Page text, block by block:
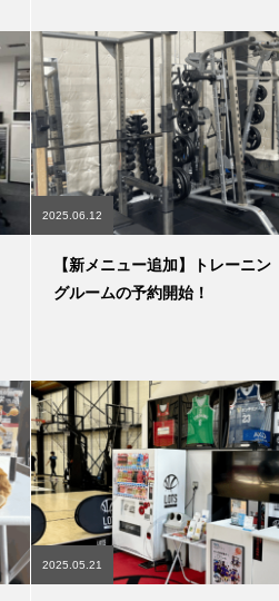
2025.06.12
【新メニュー追加】トレーニン
グルームの予約開始！
2025.05.21